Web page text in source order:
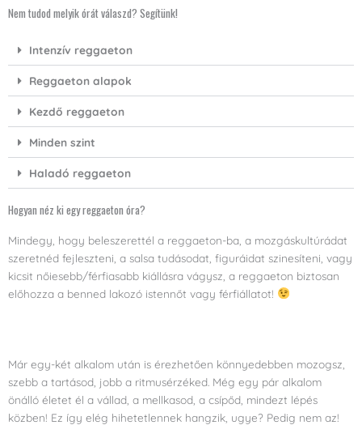
Nem tudod melyik órát válaszd? Segítünk!
Intenzív reggaeton
Reggaeton alapok
Kezdő reggaeton
Minden szint
Haladó reggaeton
Hogyan néz ki egy reggaeton óra?
Mindegy, hogy beleszerettél a reggaeton-ba, a mozgáskultúrádat
szeretnéd fejleszteni, a salsa tudásodat, figuráidat szinesíteni, vagy
kicsit nőiesebb/férfiasabb kiállásra vágysz, a reggaeton biztosan
előhozza a benned lakozó istennőt vagy férfiállatot!
Már egy-két alkalom után is érezhetően könnyedebben mozogsz,
szebb a tartásod, jobb a ritmusérzéked. Még egy pár alkalom
önálló életet él a vállad, a mellkasod, a csípőd, mindezt lépés
közben! Ez így elég hihetetlennek hangzik, ugye? Pedig nem az!